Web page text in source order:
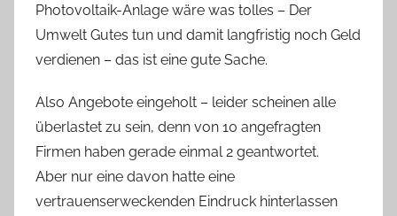
Photovoltaik-Anlage wäre was tolles – Der
Umwelt Gutes tun und damit langfristig noch Geld
verdienen – das ist eine gute Sache.
Also Angebote eingeholt – leider scheinen alle
überlastet zu sein, denn von 10 angefragten
Firmen haben gerade einmal 2 geantwortet.
Aber nur eine davon hatte eine
vertrauenserweckenden Eindruck hinterlassen